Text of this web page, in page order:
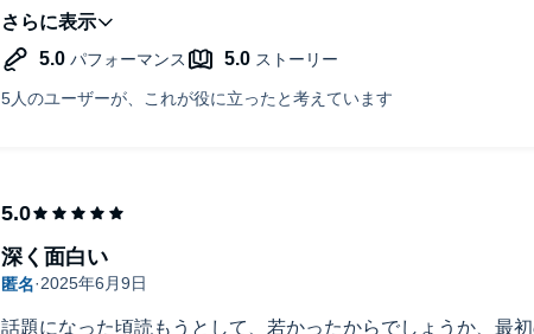
本当にいろいろ考えさせられました。後書きがとても良かった
話題になった頃読もうとして、若かったからでしょうか、最
深く面白い